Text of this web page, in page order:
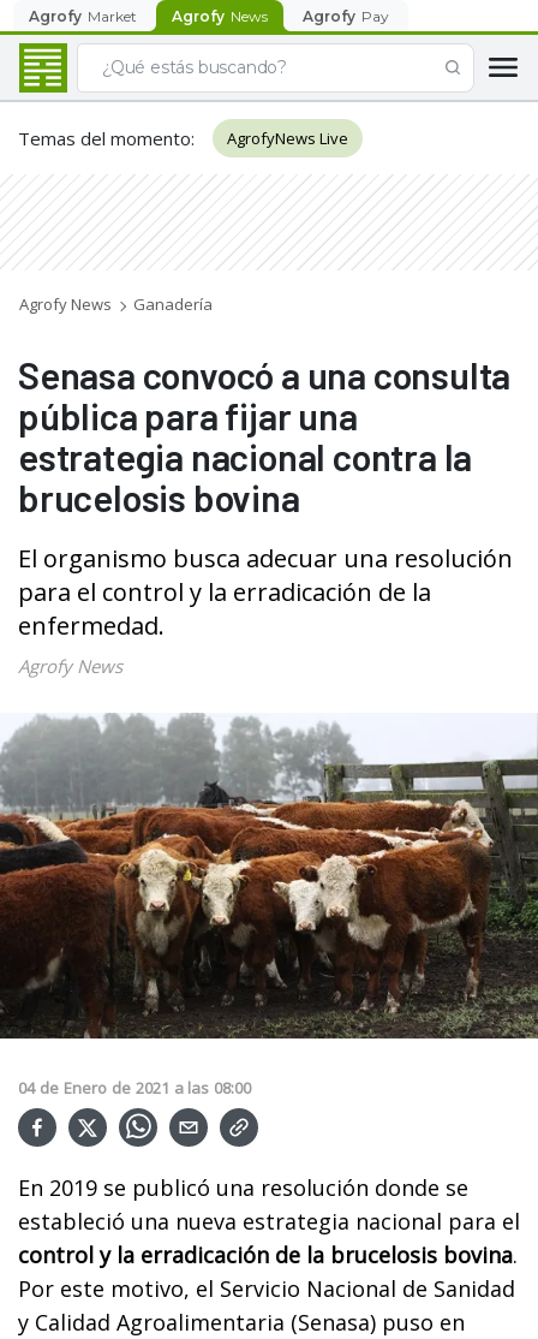
Agrofy Market Agrofy News Agrofy Pay
Temas del momento: AgrofyNews Live
Agrofy News Ganadería
Senasa convocó a una consulta
pública para fijar una
estrategia nacional contra la
brucelosis bovina
El organismo busca adecuar una resolución
para el control y la erradicación de la
enfermedad.
Agrofy News
04 de Enero de 2021 a las 08:00
En 2019 se publicó una resolución donde se
estableció una nueva estrategia nacional para el
control y la erradicación de la brucelosis bovina.
Por este motivo, el Servicio Nacional de Sanidad
y Calidad Agroalimentaria (Senasa) puso en